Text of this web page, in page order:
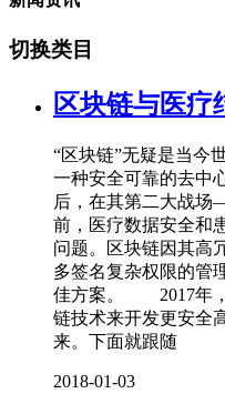
切换类目
区块链与医疗
“区块链”无疑是当今
一种安全可靠的去中
后，在其第二大战
前，医疗数据安全和
问题。区块链因其高
多签名复杂权限的管
佳方案。 2017年，
链技术来开发更安全
来。下面就跟随
2018-01-03